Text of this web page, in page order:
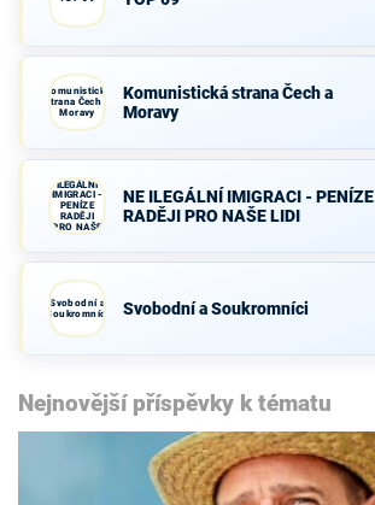
Komunistická
strana Čech a
Moravy
Komunistická strana Čech a
Moravy
ILEGÁLNÍ
IMIGRACI -
PENÍZE
RADĚJI
PRO NAŠE
LIDI
NE ILEGÁLNÍ IMIGRACI - PENÍZE
RADĚJI PRO NAŠE LIDI
Svobodní a
Soukromníci
Svobodní a Soukromníci
Nejnovější příspěvky k tématu